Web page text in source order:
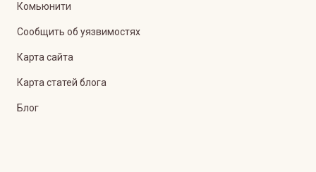
Комьюнити
Сообщить об уязвимостях
Карта сайта
Карта статей блога
Блог